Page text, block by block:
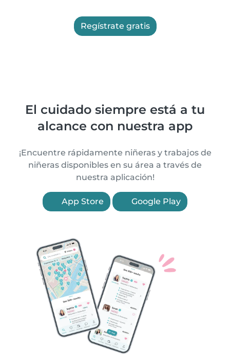
Regístrate gratis
El cuidado siempre está a tu
alcance con nuestra app
¡Encuentre rápidamente niñeras y trabajos de
niñeras disponibles en su área a través de
nuestra aplicación!
App Store Google Play